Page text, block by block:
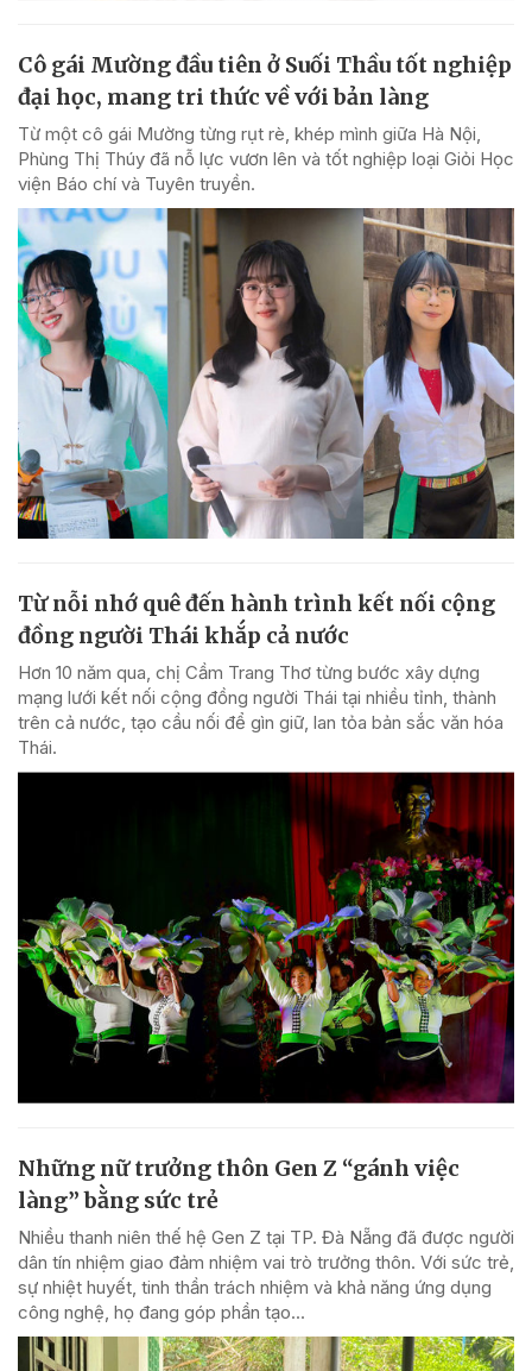
Cô gái Mường đầu tiên ở Suối Thầu tốt nghiệp
đại học, mang tri thức về với bản làng
Từ một cô gái Mường từng rụt rè, khép mình giữa Hà Nội,
Phùng Thị Thúy đã nỗ lực vươn lên và tốt nghiệp loại Giỏi Học
viện Báo chí và Tuyên truyền.
Từ nỗi nhớ quê đến hành trình kết nối cộng
đồng người Thái khắp cả nước
Hơn 10 năm qua, chị Cầm Trang Thơ từng bước xây dựng
mạng lưới kết nối cộng đồng người Thái tại nhiều tỉnh, thành
trên cả nước, tạo cầu nối để gìn giữ, lan tỏa bản sắc văn hóa
Thái.
Những nữ trưởng thôn Gen Z “gánh việc
làng” bằng sức trẻ
Nhiều thanh niên thế hệ Gen Z tại TP. Đà Nẵng đã được người
dân tín nhiệm giao đảm nhiệm vai trò trưởng thôn. Với sức trẻ,
sự nhiệt huyết, tinh thần trách nhiệm và khả năng ứng dụng
công nghệ, họ đang góp phần tạo...